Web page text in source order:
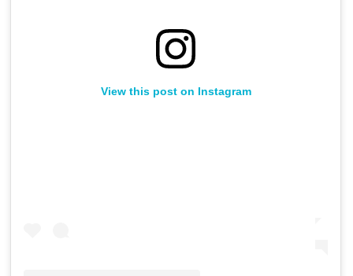
View this post on Instagram